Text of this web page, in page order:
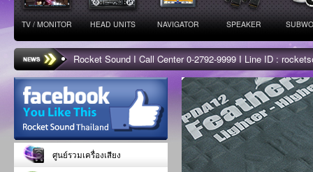
TV / MONITOR HEAD UNITS NAVIGATOR SPEAKER
Rocket Sound I Call Center 0-2792-9999 I Line ID :
ศูนย์รวมเครื่องเสียง